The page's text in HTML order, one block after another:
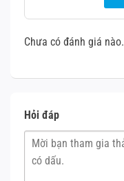
Chưa có đánh giá nào.
Hỏi đáp